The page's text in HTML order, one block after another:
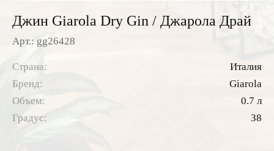
Джин Giarola Dry Gin / Джарола Драй
Арт.: gg26428
Страна:
Италия
Бренд:
Giarola
Объем:
0.7 л
Градус:
38